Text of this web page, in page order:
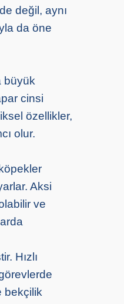
değil, aynı
da öne
büyük
cinsi
özellikler,
olur.
Aksi
ve
Hızlı
bekçilik